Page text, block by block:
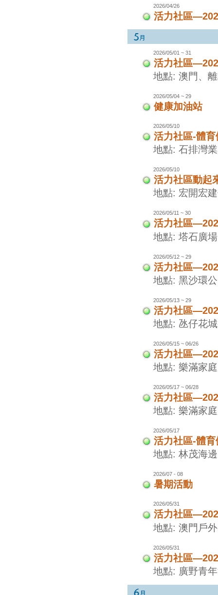
2026/04/26
活力社區
2026/05/01 ~ 31
活力社區
地點: 澳門、
2026/05/04 ~ 29
健康加油站
2026/05/10
活力社區-體
地點: 石排灣
2026/05/10
活力社區動起
地點: 宏開宏
2026/05/11 ~ 30
活力社區
地點: 塔石廣場
2026/05/12 ~ 29
活力社區
地點: 黑沙環
2026/05/13 ~ 29
活力社區
地點: 氹仔花
2026/05/15 ~ 06/26
活力社區
地點: 樂滿家
2026/05/17 ~ 06/28
活力社區
地點: 樂滿家
2026/05/17
活力社區-體
地點: 林茂海
2026/07 - 08
暑期活動
2026/05/31
活力社區
地點: 澳門戶
2026/05/31
活力社區
地點: 廣野青